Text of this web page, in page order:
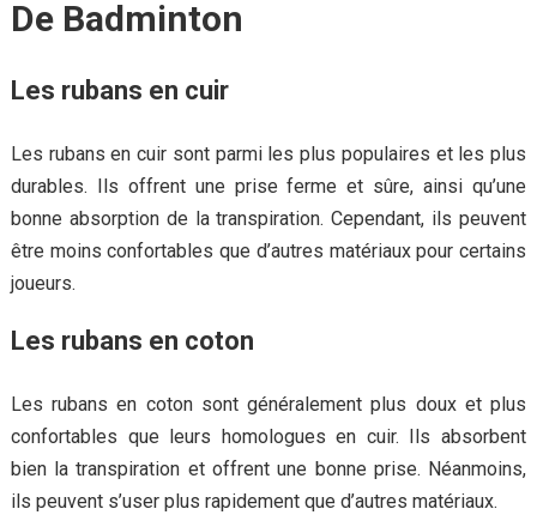
De Badminton
Les rubans en cuir
Les rubans en cuir sont parmi les plus populaires et les plus
durables. Ils offrent une prise ferme et sûre, ainsi qu’une
bonne absorption de la transpiration. Cependant, ils peuvent
être moins confortables que d’autres matériaux pour certains
joueurs.
Les rubans en coton
Les rubans en coton sont généralement plus doux et plus
confortables que leurs homologues en cuir. Ils absorbent
bien la transpiration et offrent une bonne prise. Néanmoins,
ils peuvent s’user plus rapidement que d’autres matériaux.